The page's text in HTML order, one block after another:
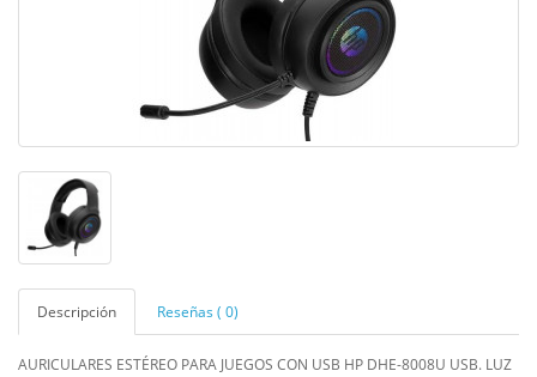
Descripción Reseñas ( 0)
AURICULARES ESTÉREO PARA JUEGOS CON USB HP DHE-8008U USB. LUZ